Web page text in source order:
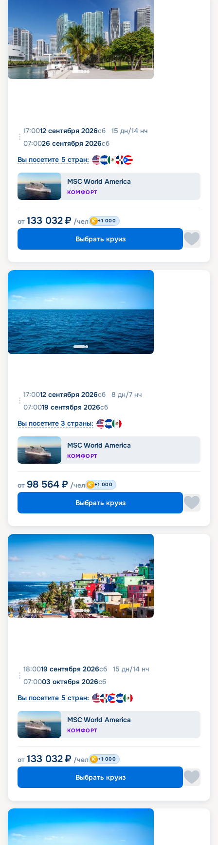
17:0012 сентября 2026сб 15 дн/14 нч
07:0026 сентября 2026сб
Вы посетите 5 стран:
MSC World America
КОМФОРТ
от 133 032 ₽ /чел +1 000
Выбрать круиз
17:0012 сентября 2026сб 8 дн/7 нч
07:0019 сентября 2026сб
Вы посетите 3 страны:
MSC World America
КОМФОРТ
от 98 564 ₽ /чел +1 000
Выбрать круиз
18:0019 сентября 2026сб 15 дн/14 нч
07:0003 октября 2026сб
Вы посетите 5 стран:
MSC World America
КОМФОРТ
от 133 032 ₽ /чел +1 000
Выбрать круиз